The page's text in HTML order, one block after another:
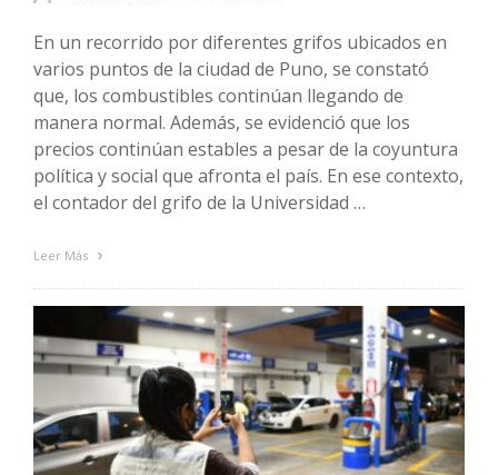
En un recorrido por diferentes grifos ubicados en
varios puntos de la ciudad de Puno, se constató
que, los combustibles continúan llegando de
manera normal. Además, se evidenció que los
precios continúan estables a pesar de la coyuntura
política y social que afronta el país. En ese contexto,
el contador del grifo de la Universidad …
Leer Más